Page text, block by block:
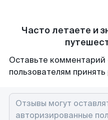
Часто летаете и
Оставьте
пользователям